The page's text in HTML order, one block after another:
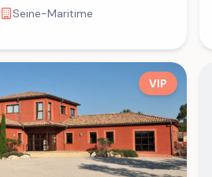
Seine-Maritime
VIP